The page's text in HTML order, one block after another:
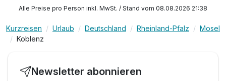
Alle Preise pro Person inkl. MwSt. / Stand vom 08.08.2026 21:38
Kurzreisen Urlaub Deutschland Rheinland-Pfalz
Mosel
Koblenz
Newsletter abonnieren